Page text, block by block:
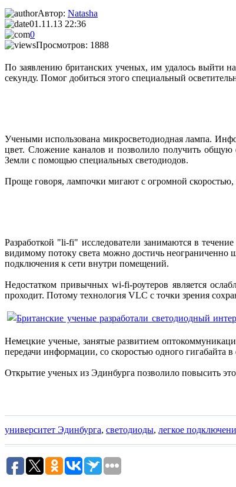
Автор: Natasha
01.11.13 22:36
0
Просмотров: 1888
По заявлению британских ученых, им удалось выйти
секунду. Помог добиться этого специальный
Учеными использована микросветодиодная лампа.
цвет. Сложение каналов и позволило получить
Земли с помощью специальных светодиодов.
Проще говоря, лампочки мигают с огромной
Разработкой "li-fi" исследователи занимаются в
видимому потоку света можно достичь неограниченно
подключения к сети внутри помещений.
Недостатком привычных wi-fi-роутеров является
проходит. Потому технология VLC с точки зрения
Немецкие ученые, занятые развитием
передачи информации, со скоростью одного гигабайта в
Открытие ученых из Эдинбурга позволило повысить
университет Эдинбурга, светодиоды, легкое